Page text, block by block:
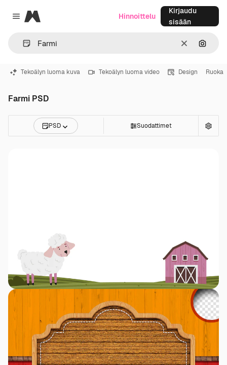
Close menu
Magnific
SelkeäHae
Hinnoittelu
Kirjaudu
sisään
Tekoälyn luoma kuva Tekoälyn luoma video Design Ruoka
Farmi PSD
PSD Suodattimet